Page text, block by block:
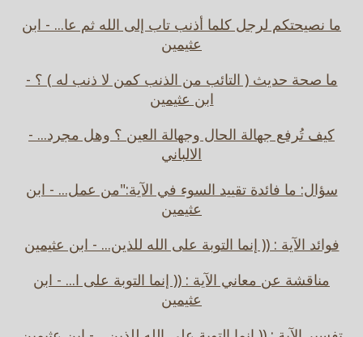
ما نصيحتكم لرجل كلما أذنب تاب إلى الله ثم عا... - ابن
عثيمين
ما صحة حديث ( التائب من الذنب كمن لا ذنب له ) ؟ -
ابن عثيمين
كيف تُرفع جهالة الحال وجهالة العين ؟ وهل مجرد... -
الالباني
سؤال: ما فائدة تقييد السوء في الآية:"من عمل... - ابن
عثيمين
فوائد الآية : (( إنما التوبة على الله للذين... - ابن عثيمين
مناقشة عن معاني الآية : (( إنما التوبة على ا... - ابن
عثيمين